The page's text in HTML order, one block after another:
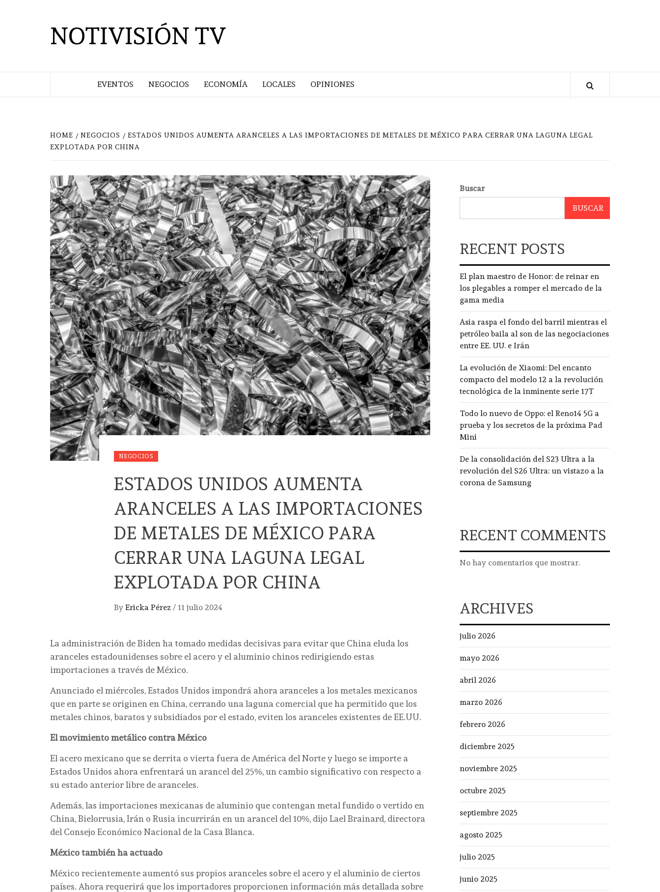
NOTIVISIÓN TV
EVENTOS NEGOCIOS ECONOMÍA LOCALES OPINIONES
HOME NEGOCIOS
ESTADOS UNIDOS AUMENTA ARANCELES A LAS IMPORTACIONES DE METALES DE MÉXICO PARA CERRAR UNA LAGUNA LEGAL
EXPLOTADA POR CHINA
NEGOCIOS
ESTADOS UNIDOS AUMENTA
ARANCELES A LAS IMPORTACIONES
DE METALES DE MÉXICO PARA
CERRAR UNA LAGUNA LEGAL
EXPLOTADA POR CHINA
By Ericka Pérez / 11 julio 2024
La administración de Biden ha tomado medidas decisivas para evitar que China eluda los
aranceles estadounidenses sobre el acero y el aluminio chinos redirigiendo estas
importaciones a través de México.
Anunciado el miércoles, Estados Unidos impondrá ahora aranceles a los metales mexicanos
que en parte se originen en China, cerrando una laguna comercial que ha permitido que los
metales chinos, baratos y subsidiados por el estado, eviten los aranceles existentes de EE.UU.
El movimiento metálico contra México
El acero mexicano que se derrita o vierta fuera de América del Norte y luego se importe a
Estados Unidos ahora enfrentará un arancel del 25%, un cambio significativo con respecto a
su estado anterior libre de aranceles.
Además, las importaciones mexicanas de aluminio que contengan metal fundido o vertido en
China, Bielorrusia, Irán o Rusia incurrirán en un arancel del 10%, dijo Lael Brainard, directora
del Consejo Económico Nacional de la Casa Blanca.
México también ha actuado
México recientemente aumentó sus propios aranceles sobre el acero y el aluminio de ciertos
países. Ahora requerirá que los importadores proporcionen información más detallada sobre
Buscar
BUSCAR
RECENT POSTS
El plan maestro de Honor: de reinar en
los plegables a romper el mercado de la
gama media
Asia raspa el fondo del barril mientras el
petróleo baila al son de las negociaciones
entre EE. UU. e Irán
La evolución de Xiaomi: Del encanto
compacto del modelo 12 a la revolución
tecnológica de la inminente serie 17T
Todo lo nuevo de Oppo: el Reno14 5G a
prueba y los secretos de la próxima Pad
Mini
De la consolidación del S23 Ultra a la
revolución del S26 Ultra: un vistazo a la
corona de Samsung
RECENT COMMENTS
No hay comentarios que mostrar.
ARCHIVES
julio 2026
mayo 2026
abril 2026
marzo 2026
febrero 2026
diciembre 2025
noviembre 2025
octubre 2025
septiembre 2025
agosto 2025
julio 2025
junio 2025